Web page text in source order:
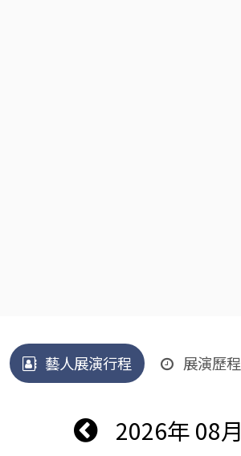
藝人展演行程 展演歷程
2026年 08月